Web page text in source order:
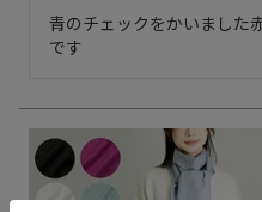
青のチェックをかいました
です